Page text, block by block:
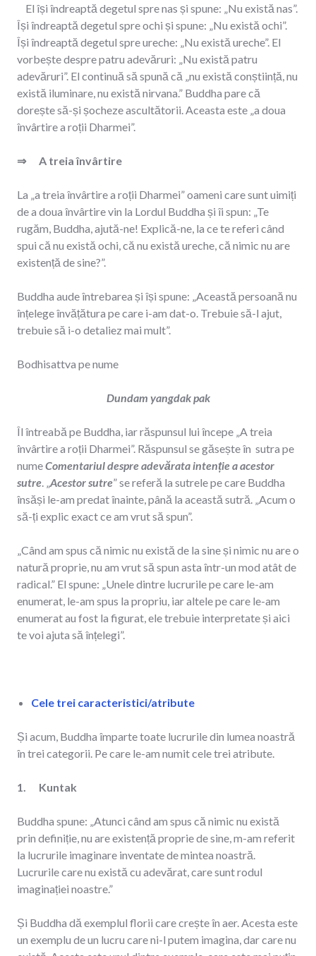
El își îndreaptă degetul spre nas și spune: „Nu există nas”.
Își îndreaptă degetul spre ochi și spune: „Nu există ochi”.
Își îndreaptă degetul spre ureche: „Nu există ureche”. El
vorbește despre patru adevăruri: „Nu există patru
adevăruri”. El continuă să spună că „nu există conștiință, nu
există iluminare, nu există nirvana.” Buddha pare că
dorește să-și șocheze ascultătorii. Aceasta este „a doua
învârtire a roții Dharmei”.
⇒ A treia învârtire
La „a treia învârtire a roții Dharmei” oameni care sunt uimiți
de a doua învârtire vin la Lordul Buddha și îi spun: „Te
rugăm, Buddha, ajută-ne! Explică-ne, la ce te referi când
spui că nu există ochi, că nu există ureche, că nimic nu are
existență de sine?”.
Buddha aude întrebarea și își spune: „Această persoană nu
înțelege învățătura pe care i-am dat-o. Trebuie să-l ajut,
trebuie să i-o detaliez mai mult”.
Bodhisattva pe nume
Dundam yangdak pak
Îl întreabă pe Buddha, iar răspunsul lui începe „A treia
învârtire a roții Dharmei”. Răspunsul se găsește în sutra pe
numeComentariul despre adevărata intenție a acestor
sutre. „Acestor sutre” se referă la sutrele pe care Buddha
însăși le-am predat înainte, până la această sutră. „Acum o
să-ți explic exact ce am vrut să spun”.
„Când am spus că nimic nu există de la sine și nimic nu are o
natură proprie, nu am vrut să spun asta într-un mod atât de
radical.” El spune: „Unele dintre lucrurile pe care le-am
enumerat, le-am spus la propriu, iar altele pe care le-am
enumerat au fost la figurat, ele trebuie interpretate și aici
te voi ajuta să înțelegi”.
Cele trei caracteristici/atribute
Și acum, Buddha împarte toate lucrurile din lumea noastră
în trei categorii. Pe care le-am numit cele trei atribute.
1. Kuntak
Buddha spune: „Atunci când am spus că nimic nu există
prin definiție, nu are existență proprie de sine, m-am referit
la lucrurile imaginare inventate de mintea noastră.
Lucrurile care nu există cu adevărat, care sunt rodul
imaginației noastre.”
Și Buddha dă exemplul florii care crește în aer. Acesta este
un exemplu de un lucru care ni-l putem imagina, dar care nu